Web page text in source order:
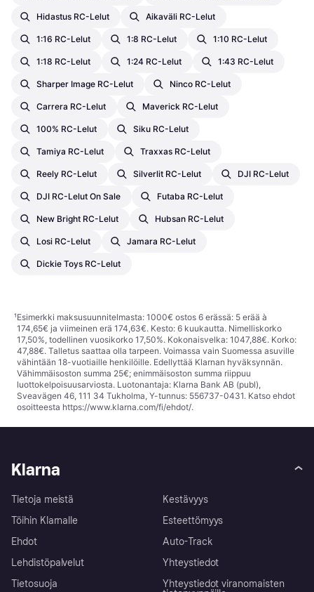
Hidastus RC-Lelut Aikaväli RC-Lelut
1:16 RC-Lelut 1:8 RC-Lelut 1:10 RC-Lelut
1:18 RC-Lelut 1:24 RC-Lelut 1:43 RC-Lelut
Sharper Image RC-Lelut Ninco RC-Lelut
Carrera RC-Lelut Maverick RC-Lelut
100% RC-Lelut Siku RC-Lelut
Tamiya RC-Lelut Traxxas RC-Lelut
Reely RC-Lelut Silverlit RC-Lelut DJI RC-Lelut
DJI RC-Lelut On Sale Futaba RC-Lelut
New Bright RC-Lelut Hubsan RC-Lelut
Losi RC-Lelut Jamara RC-Lelut
Dickie Toys RC-Lelut
¹Esimerkki maksusuunnitelmasta: 1000€ ostos 6 erässä: 5 erää à
174,65€ ja viimeinen erä 174,63€. Kesto: 6 kuukautta. Nimelliskorko
17,50%, todellinen vuosikorko 17,50%. Kokonaisvelka: 1047,88€. Korko:
47,88€. Talletus saattaa olla tarpeen. Voimassa vain Suomessa asuville
vähintään 18-vuotiaille henkilöille. Edellyttää Klarnan hyväksynnän.
Vähimmäisoston summa 25€; enimmäisoston summa riippuu
luottokelpoisuusarviosta. Luotonantaja: Klarna Bank AB (publ),
Sveavägen 46, 111 34 Tukholma, Y-tunnus: 556737-0431. Katso ehdot
osoitteesta https://www.klarna.com/fi/ehdot/.
Klarna
Tietoja meistä
Töihin Klarnalle
Ehdot
Lehdistöpalvelut
Tietosuoja
Kestävyys
Esteettömyys
Auto-Track
Yhteystiedot
Yhteystiedot viranomaisten